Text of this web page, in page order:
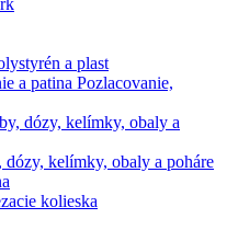
a plast
Pozlacovanie,
dózy, kelímky, obaly a poháre
kolieska